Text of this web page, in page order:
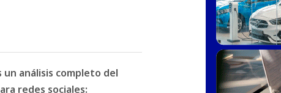
análisis completo del
redes sociales: